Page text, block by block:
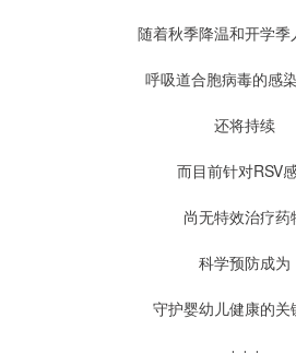
随着秋季降温和开学季
呼吸道合胞病毒的感
还将持续
而目前针对RSV
尚无特效治疗药
科学预防成为
守护婴幼儿健康的关